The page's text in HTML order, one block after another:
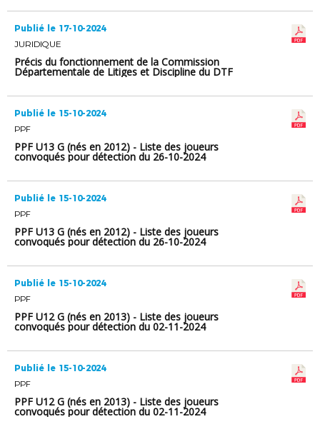
Publié le 17-10-2024
JURIDIQUE
Précis du fonctionnement de la Commission
Départementale de Litiges et Discipline du DTF
Publié le 15-10-2024
PPF
PPF U13 G (nés en 2012) - Liste des joueurs
convoqués pour détection du 26-10-2024
(GROUPE MATIN)
Publié le 15-10-2024
PPF
PPF U13 G (nés en 2012) - Liste des joueurs
convoqués pour détection du 26-10-2024
(GROUPE APRES-MIDI)
Publié le 15-10-2024
PPF
PPF U12 G (nés en 2013) - Liste des joueurs
convoqués pour détection du 02-11-2024
(GROUPE MATIN)
Publié le 15-10-2024
PPF
PPF U12 G (nés en 2013) - Liste des joueurs
convoqués pour détection du 02-11-2024
(GROUPE APRES-MIDI)